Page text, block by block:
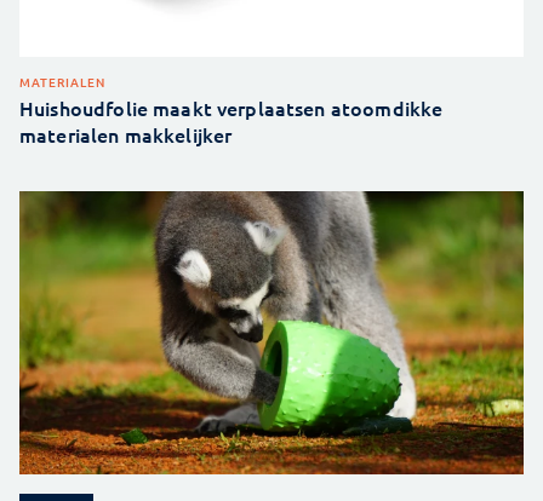
MATERIALEN
Huishoudfolie maakt verplaatsen atoomdikke
materialen makkelijker